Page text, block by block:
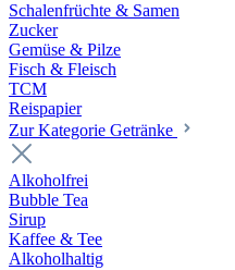
Schalenfrüchte & Samen
Zucker
Gemüse & Pilze
Fisch & Fleisch
TCM
Reispapier
Zur Kategorie Getränke
Alkoholfrei
Bubble Tea
Sirup
Kaffee & Tee
Alkoholhaltig